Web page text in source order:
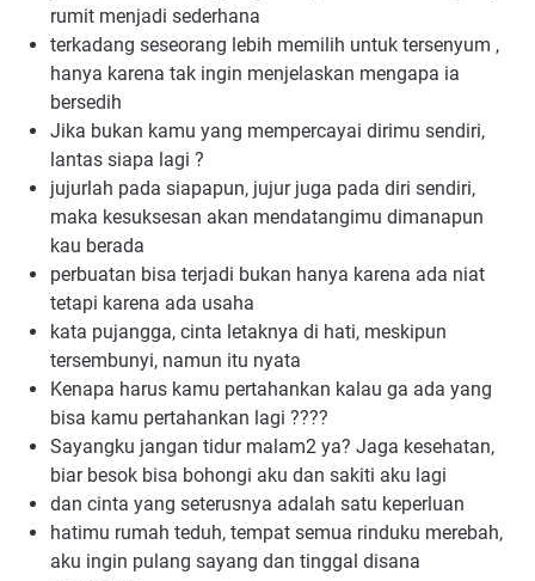
rumit menjadi sederhana
terkadang seseorang lebih memilih untuk tersenyum ,
hanya karena tak ingin menjelaskan mengapa ia
bersedih
Jika bukan kamu yang mempercayai dirimu sendiri,
lantas siapa lagi ?
jujurlah pada siapapun, jujur juga pada diri sendiri,
maka kesuksesan akan mendatangimu dimanapun
kau berada
perbuatan bisa terjadi bukan hanya karena ada niat
tetapi karena ada usaha
kata pujangga, cinta letaknya di hati, meskipun
tersembunyi, namun itu nyata
Kenapa harus kamu pertahankan kalau ga ada yang
bisa kamu pertahankan lagi ????
Sayangku jangan tidur malam2 ya? Jaga kesehatan,
biar besok bisa bohongi aku dan sakiti aku lagi
dan cinta yang seterusnya adalah satu keperluan
hatimu rumah teduh, tempat semua rinduku merebah,
aku ingin pulang sayang dan tinggal disana